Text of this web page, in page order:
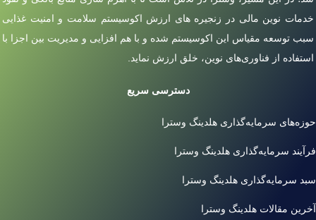
خدمات نوین مالی در زنجیره های ارزش اکوسیستم سلامت و امنیت غذایی
سبب توسعه مقیاس این اکوسیستم شده و با هم افزایی و مدیریت بین اجزا با
استفاده از فناوری‌های نوین، خلق ارزش نماید.
دسترسی سریع
حوزه‌های سرمایه‌گذاری هلدینگ وسترا
فرآیند سرمایه‌گذاری هلدینگ وسترا
سبد سرمایه‌گذاری هلدینگ وسترا
آخرین مقالات هلدینگ وسترا